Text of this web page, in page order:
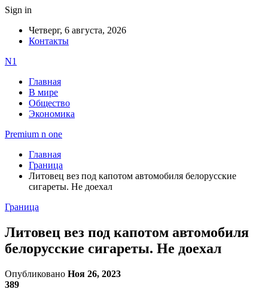
Sign in
Четверг, 6 августа, 2026
Контакты
N1
Главная
В мире
Общество
Экономика
Premium n one
Главная
Граница
Литовец вез под капотом автомобиля белорусские
сигареты. Не доехал
Граница
Литовец вез под капотом автомобиля
белорусские сигареты. Не доехал
Опубликовано Ноя 26, 2023
389